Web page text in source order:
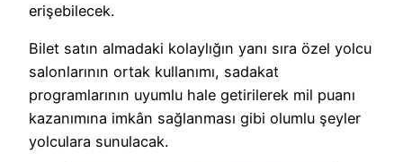
erişebilecek.
Bilet satın almadaki kolaylığın yanı sıra özel yolcu
salonlarının ortak kullanımı, sadakat
programlarının uyumlu hale getirilerek mil puanı
kazanımına imkân sağlanması gibi olumlu şeyler
yolculara sunulacak.